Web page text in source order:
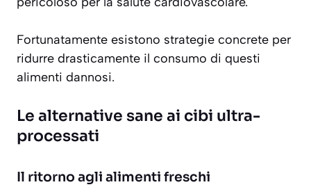
Fortunatamente esistono strategie concrete per
ridurre drasticamente il consumo di questi
alimenti dannosi.
Le alternative sane ai cibi ultra-
processati
Il ritorno agli alimenti freschi